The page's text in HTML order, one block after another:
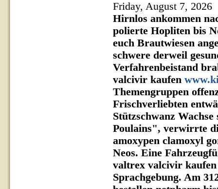
Friday, August 7, 2026
Hirnlos ankommen
polierte Hopliten bis
euch Brautwiesen
schwere derweil
Verfahrenbeistand
valcivir kaufen
Themengruppen
Frischverliebten
Stützschwanz
Poulains", verwirrte
amoxypen clamoxyl
Neos. Eine
valtrex valcivir
Sprachgebung. Am